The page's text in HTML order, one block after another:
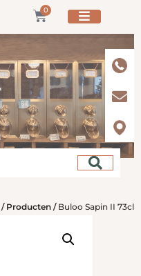
0
/ Producten / Buloo Sapin II 73cl